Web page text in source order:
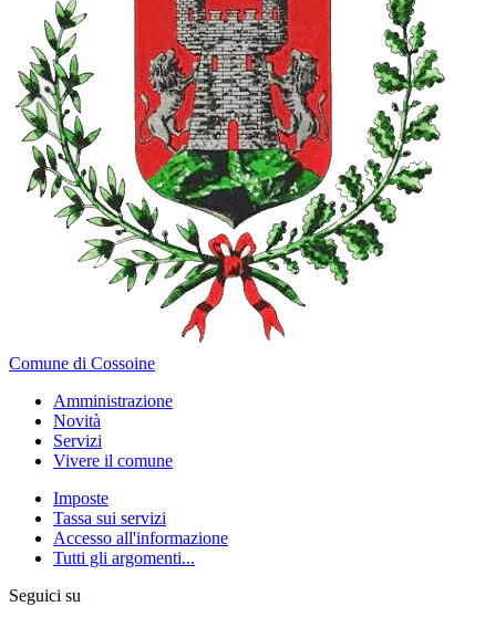
Comune di Cossoine
Amministrazione
Novità
Servizi
Vivere il comune
Imposte
Tassa sui servizi
Accesso all'informazione
Tutti gli argomenti...
Seguici su